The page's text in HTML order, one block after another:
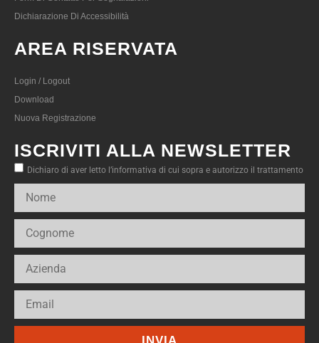
Dichiarazione Di Accessibilità
AREA RISERVATA
Login / Logout
Download
Nuova Registrazione
ISCRIVITI ALLA NEWSLETTER
Dichiaro di aver letto l’informativa di cui sopra e autorizzo il trattamento